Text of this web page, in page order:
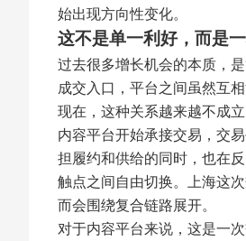
始出现方向性变化。
这不是单一利好，而是
过去很多增长机会的本质，
成交入口，平台之间虽然互
现在，这种关系越来越不成立
内容平台开始承接交易，交
担履约和供给的同时，也在
触点之间自由切换。上海这
而会围绕复合链路展开。
对于内容平台来说，这是一